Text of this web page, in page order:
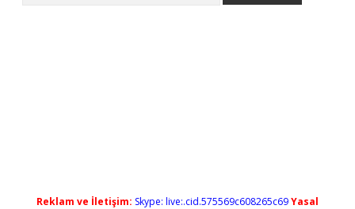
Reklam ve İletişim: Skype: live:.cid.575569c608265c69Yasal